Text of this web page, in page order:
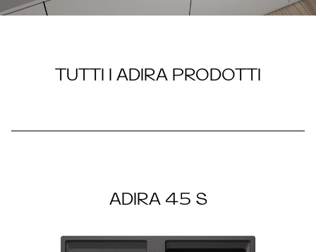
ADIRA
TUTTI I ADIRA PRODOTTI
ADIRA 45 S